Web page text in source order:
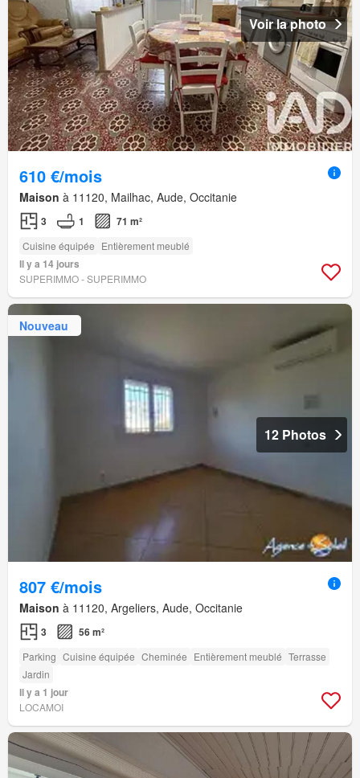
Voir la photo
610 €/mois
Maison à 11120, Mailhac, Aude, Occitanie
3 1 71 m²
Cuisine équipée Entièrement meublé
Il y a 14 jours
SUPERIMMO - SUPERIMMO
Nouveau
12 Photos
807 €/mois
Maison à 11120, Argeliers, Aude, Occitanie
3 56 m²
Parking Cuisine équipée Cheminée Entièrement meublé Terrasse
Jardin
Il y a 1 jour
LOCAMOI